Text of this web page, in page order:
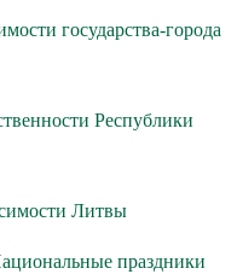
государства-города
Республики
Литвы
праздники